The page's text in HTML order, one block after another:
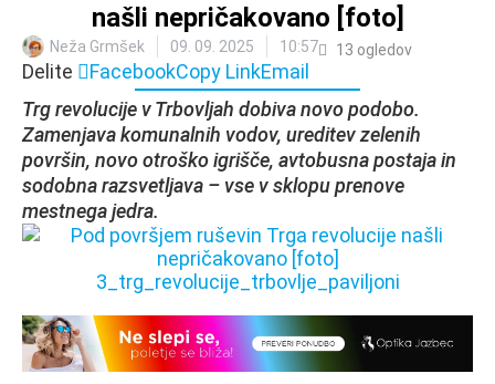
našli nepričakovano [foto]
Neža Grmšek 09. 09. 2025 10:57 13 ogledov
Delite FacebookCopy LinkEmail
Trg revolucije v Trbovljah dobiva novo podobo.
Zamenjava komunalnih vodov, ureditev zelenih
površin, novo otroško igrišče, avtobusna postaja in
sodobna razsvetljava – vse v sklopu prenove
mestnega jedra.